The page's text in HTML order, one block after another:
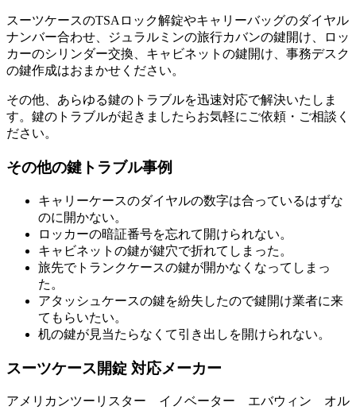
スーツケースのTSAロック解錠やキャリーバッグのダイヤル
ナンバー合わせ、ジュラルミンの旅行カバンの鍵開け、ロッ
カーのシリンダー交換、キャビネットの鍵開け、事務デスク
の鍵作成はおまかせください。
その他、あらゆる鍵のトラブルを迅速対応で解決いたしま
す。鍵のトラブルが起きましたらお気軽にご依頼・ご相談く
ださい。
その他の鍵トラブル事例
キャリーケースのダイヤルの数字は合っているはずな
のに開かない。
ロッカーの暗証番号を忘れて開けられない。
キャビネットの鍵が鍵穴で折れてしまった。
旅先でトランクケースの鍵が開かなくなってしまっ
た。
アタッシュケースの鍵を紛失したので鍵開け業者に来
てもらいたい。
机の鍵が見当たらなくて引き出しを開けられない。
スーツケース開錠 対応メーカー
アメリカンツーリスター イノベーター エバウィン オル